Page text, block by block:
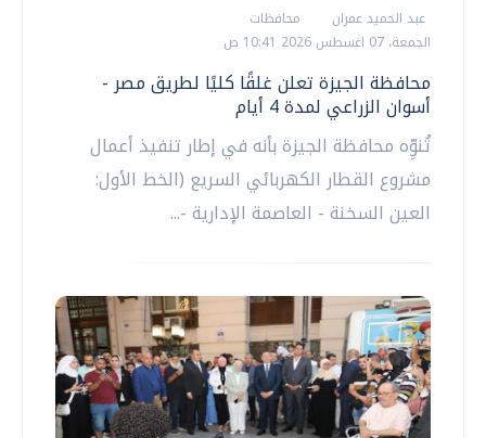
عبد الحميد عمران
محافظات
الجمعة، 07 اغسطس 2026 10:41 ص
محافظة الجيزة تعلن غلقًا كليًا لطريق مصر -
أسوان الزراعي لمدة 4 أيام
تُنوِّه محافظة الجيزة بأنه في إطار تنفيذ أعمال
مشروع القطار الكهربائي السريع (الخط الأول:
العين السخنة - العاصمة الإدارية -...